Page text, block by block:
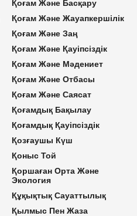
Қоғам Және Басқару
Қоғам Және Жауапкершілік
Қоғам Және Заң
Қоғам Және Қауіпсіздік
Қоғам Және Мәдениет
Қоғам Және Отбасы
Қоғам Және Саясат
Қоғамдық Бақылау
Қоғамдық Қауіпсіздік
Қозғаушы Күш
Қоныс Той
Қоршаған Орта Және
Экология
Құқықтық Сауаттылық
Қылмыс Пен Жаза